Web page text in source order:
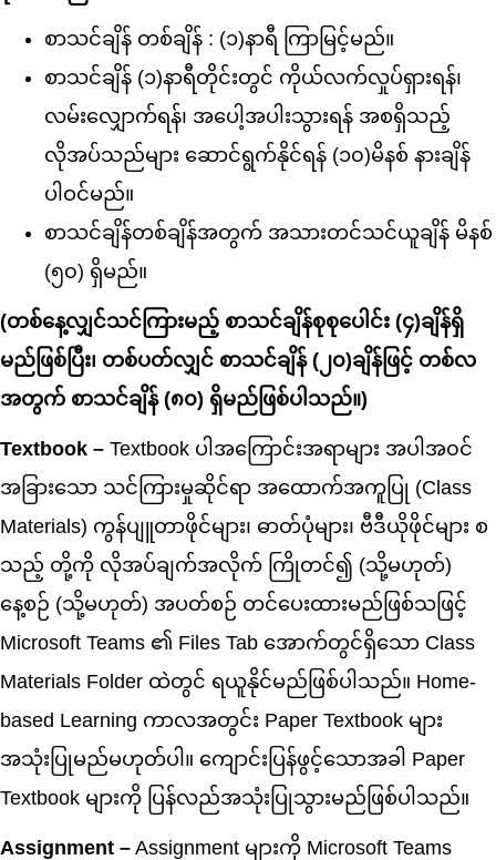
စာသင်ချိန် တစ်ချိန် : (၁)နာရီ ကြာမြင့်မည်။
စာသင်ချိန် (၁)နာရီတိုင်းတွင် ကိုယ်လက်လှုပ်ရှားရန်၊
လမ်းလျှောက်ရန်၊ အပေါ့အပါးသွားရန် အစရှိသည့်
လိုအပ်သည်များ ဆောင်ရွက်နိုင်ရန် (၁၀)မိနစ် နားချိန်
ပါဝင်မည်။
စာသင်ချိန်တစ်ချိန်အတွက် အသားတင်သင်ယူချိန် မိနစ်
(၅၀) ရှိမည်။
(တစ်နေ့လျှင်သင်ကြားမည့် စာသင်ချိန်စုစုပေါင်း (၄)ချိန်ရှိ
မည်ဖြစ်ပြီး၊ တစ်ပတ်လျှင် စာသင်ချိန် (၂၀)ချိန်ဖြင့် တစ်လ
အတွက် စာသင်ချိန် (၈၀) ရှိမည်ဖြစ်ပါသည်။)
Textbook – Textbook ပါအကြောင်းအရာများ အပါအ၀င်
အခြားသော သင်ကြားမှုဆိုင်ရာ အထောက်အကူပြု (Class
Materials) ကွန်ပျူတာဖိုင်များ၊ ဓာတ်ပုံများ၊ ဗီဒီယိုဖိုင်များ စ
သည့် တို့ကို လိုအပ်ချက်အလိုက် ကြိုတင်၍ (သို့မဟုတ်)
နေ့စဉ် (သို့မဟုတ်) အပတ်စဉ် တင်ပေးထားမည်ဖြစ်သဖြင့်
Microsoft Teams ၏ Files Tab အောက်တွင်ရှိသော Class
Materials Folder ထဲတွင် ရယူနိုင်မည်ဖြစ်ပါသည်။ Home-
based Learning ကာလအတွင်း Paper Textbook များ
အသုံးပြုမည်မဟုတ်ပါ။ ကျောင်းပြန်ဖွင့်သောအခါ Paper
Textbook များကို ပြန်လည်အသုံးပြုသွားမည်ဖြစ်ပါသည်။
Assignment – Assignment များကို Microsoft Teams